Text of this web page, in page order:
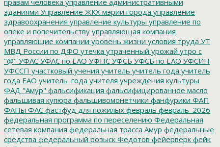
зданиями Управление ЖКХ мэрии города управление
здравоохранения управление культуры управление по
опеке и попечительству управляющая компания
управляющие компании уровень жизни условия труда УТ
МВД России по ДФО утечка утраченный урожай утро с
"@" УФАС УФАС по ЕАО УФНС УФСБ УФСБ по ЕАО УФСИН
УФССП участковый учения учитель учитель года учитель
года ЕАО учитель_года учителя учреждения культуры
ФАД "Амур" фальсификация фальсифицированное масло
фальшивая купюра фальшивомонетчики фанфурики ФАП
ФАПы ФАС фастфуд для пожилых февраль февраль_2026
федеральная программа по переселению Федеральная
сетевая компания федеральная трасса Амур федеральные
средства федеральный розыск Федотов фейерверк фейк